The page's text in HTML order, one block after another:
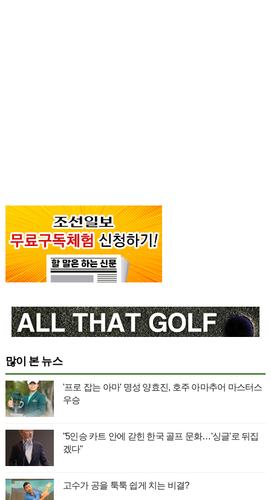
많이 본 뉴스
'프로 잡는 아마' 명성 양효진, 호주 아마추어 마스터스
우승
"5인승 카트 안에 갇힌 한국 골프 문화…'싱글'로 뒤집
겠다"
고수가 공을 툭툭 쉽게 치는 비결?